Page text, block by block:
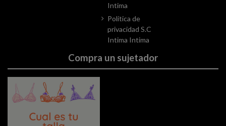
Intima
Política de
privacidad S.C
Intima Intima
Compra un sujetador